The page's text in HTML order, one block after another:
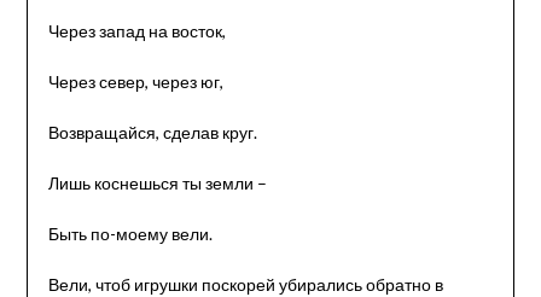
Через запад на восток,
Через север, через юг,
Возвращайся, сделав круг.
Лишь коснешься ты земли –
Быть по-моему вели.
Вели, чтоб игрушки поскорей убирались обратно в